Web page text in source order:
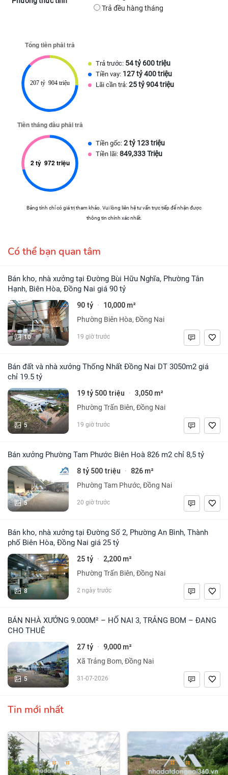
Trả đều hàng tháng
Trả trước: 54 tỷ 600 triệu
Tiền vay: 127 tỷ 400 triệu
Lãi cần trả: 25 tỷ 904 triệu
Tiền gốc: 2 tỷ 123 triệu
Tiền lãi: 849,333 Triệu
Bảng tính chỉ có giá trị tham khảo. Vui lòng liên hệ tư vấn trực tiếp để nhận được
thông tin chính xác nhất.
Có thể bạn quan tâm
Bán kho, nhà xưởng tại Đường Bùi Hữu Nghĩa, Phường Tân
Hạnh, Biên Hòa, Đồng Nai giá 90 tỷ
10
90 tỷ · 10,000 m²
Phường Biên Hòa, Đồng Nai
19 giờ trước
Bán đất và nhà xưởng Thống Nhất Đồng Nai DT 3050m2 giá
chỉ 19.5 tỷ
5
19 tỷ 500 triệu · 3,050 m²
Phường Trấn Biên, Đồng Nai
19 giờ trước
Bán xưởng Phường Tam Phước Biên Hoà 826 m2 chỉ 8,5 tỷ
5
8 tỷ 500 triệu · 826 m²
Phường Tam Phước, Đồng Nai
20 giờ trước
Bán kho, nhà xưởng tại Đường Số 2, Phường An Bình, Thành
phố Biên Hòa, Đồng Nai giá 25 tỷ
8
25 tỷ · 2,200 m²
Phường Trấn Biên, Đồng Nai
2 ngày trước
BÁN NHÀ XƯỞNG 9.000M² – HỐ NAI 3, TRẢNG BOM – ĐANG
CHO THUÊ
5
27 tỷ · 9,000 m²
Xã Trảng Bom, Đồng Nai
31-07-2026
Tin mới nhất